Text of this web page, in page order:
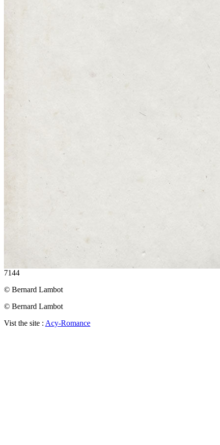
7144
© Bernard Lambot
© Bernard Lambot
Vist the site : Acy-Romance